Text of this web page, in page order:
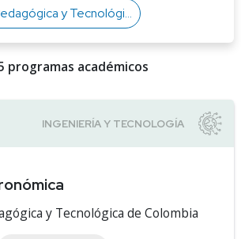
y Tecnológica de Colombia
programas académicos
y Tecnológica de Colombia